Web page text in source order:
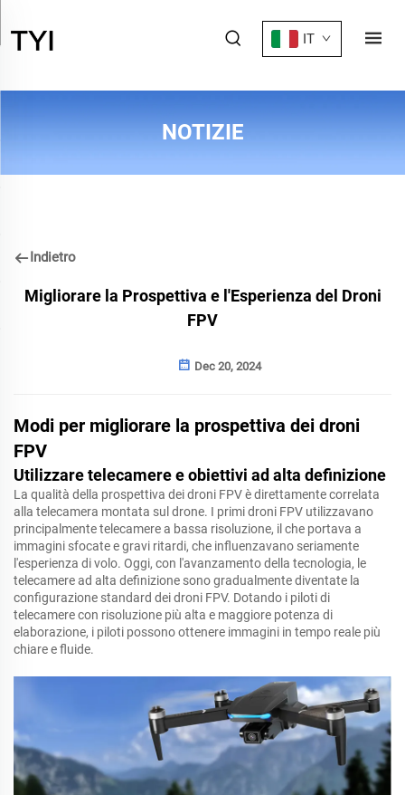
IT
NOTIZIE
Indietro
Migliorare la Prospettiva e l'Esperienza del Droni
FPV
Dec 20, 2024
Modi per migliorare la prospettiva dei droni
FPV
Utilizzare telecamere e obiettivi ad alta definizione
La qualità della prospettiva dei droni FPV è direttamente correlata
alla telecamera montata sul drone. I primi droni FPV utilizzavano
principalmente telecamere a bassa risoluzione, il che portava a
immagini sfocate e gravi ritardi, che influenzavano seriamente
l'esperienza di volo. Oggi, con l'avanzamento della tecnologia, le
telecamere ad alta definizione sono gradualmente diventate la
configurazione standard dei droni FPV. Dotando i piloti di
telecamere con risoluzione più alta e maggiore potenza di
elaborazione, i piloti possono ottenere immagini in tempo reale più
chiare e fluide.